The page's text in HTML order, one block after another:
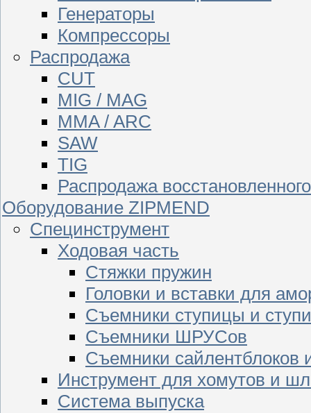
Генераторы
Компрессоры
Распродажа
CUT
MIG / MAG
MMA / ARC
SAW
TIG
Распродажа
Оборудование ZIPMEND
Специнструмент
Ходовая часть
Стяжки пружин
Головки и вставки для
Съемники ступицы и
Съемники ШРУСов
Съемники сайлентблоков
Инструмент для хомутов и
Система выпуска